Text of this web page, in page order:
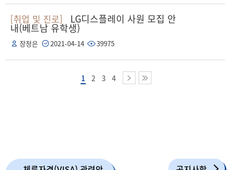
[취업 및 진로] LG디스플레이 사원 모집 안
내(베트남 유학생)
장정은 2021-04-14 39975
1 2 3 4